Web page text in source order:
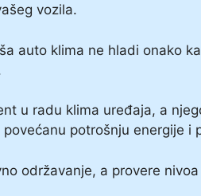
vozila.
auto klima ne hladi onako
u radu klima uređaja, a
potrošnju energije i
održavanje, a provere